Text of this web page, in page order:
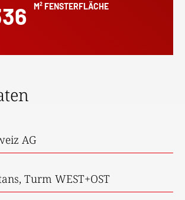
M² FENSTERFLÄCHE
AG
Turm WEST+OST